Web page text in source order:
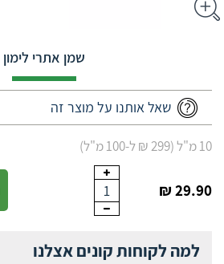
שמן אתרי לימון
שאל אותנו על מוצר זה
10 מ"ל (299 ₪ ל-100 מ"ל)
29.90 ₪
1
למה לקוחות קונים אצלנו